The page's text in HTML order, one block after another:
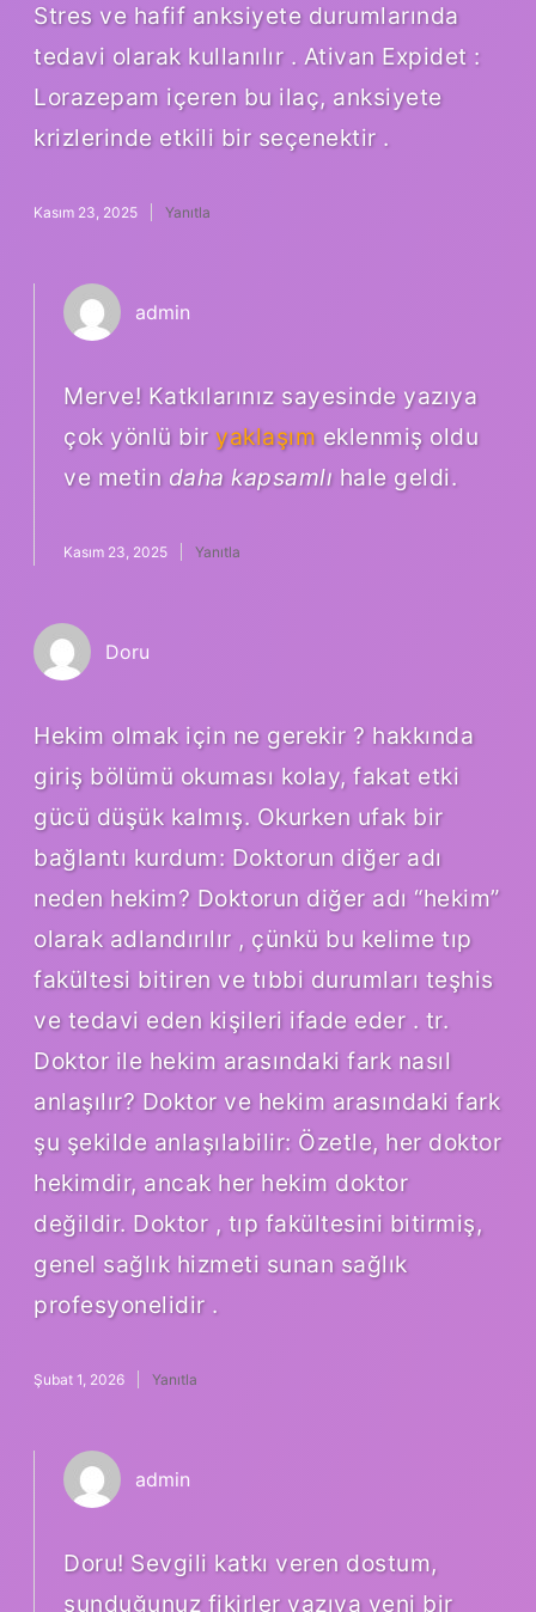
Stres ve hafif anksiyete durumlarında
tedavi olarak kullanılır . Ativan Expidet :
Lorazepam içeren bu ilaç, anksiyete
krizlerinde etkili bir seçenektir .
Kasım 23, 2025 Yanıtla
admin
Merve! Katkılarınız sayesinde yazıya
çok yönlü bir yaklaşım eklenmiş oldu
ve metin daha kapsamlı hale geldi.
Kasım 23, 2025 Yanıtla
Doru
Hekim olmak için ne gerekir ? hakkında
giriş bölümü okuması kolay, fakat etki
gücü düşük kalmış. Okurken ufak bir
bağlantı kurdum: Doktorun diğer adı
neden hekim? Doktorun diğer adı “hekim”
olarak adlandırılır , çünkü bu kelime tıp
fakültesi bitiren ve tıbbi durumları teşhis
ve tedavi eden kişileri ifade eder . tr.
Doktor ile hekim arasındaki fark nasıl
anlaşılır? Doktor ve hekim arasındaki fark
şu şekilde anlaşılabilir: Özetle, her doktor
hekimdir, ancak her hekim doktor
değildir. Doktor , tıp fakültesini bitirmiş,
genel sağlık hizmeti sunan sağlık
profesyonelidir .
Şubat 1, 2026 Yanıtla
admin
Doru! Sevgili katkı veren dostum,
sunduğunuz fikirler yazıya yeni bir